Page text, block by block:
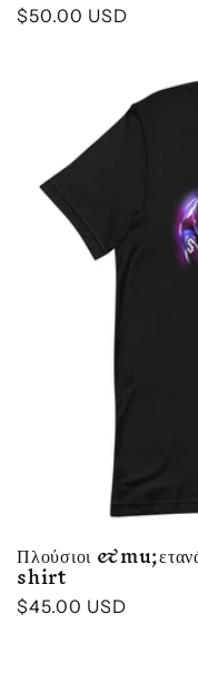
Κανονική
$50.00 USD
Πλούσιοι
shirt
Κανονική
$45.00 USD